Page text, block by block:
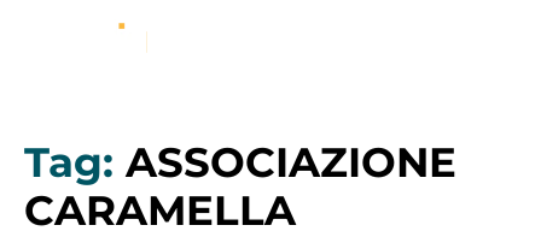
Tag:ASSOCIAZIONE
CARAMELLA